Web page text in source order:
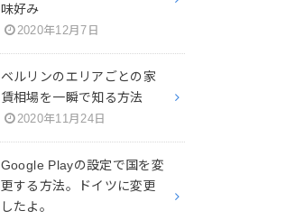
味好み
2020年12月7日
ベルリンのエリアごとの家
賃相場を一瞬で知る方法
2020年11月24日
Google Playの設定で国を変
更する方法。ドイツに変更
したよ。